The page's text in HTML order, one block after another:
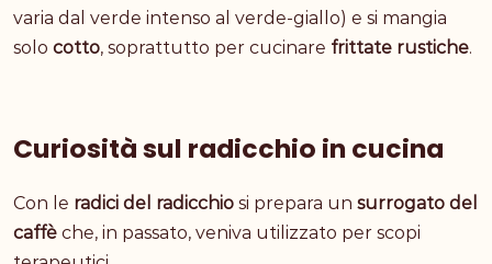
varia dal verde intenso al verde-giallo) e si mangia
solo cotto, soprattutto per cucinare frittate rustiche.
Curiosità sul radicchio in cucina
Con le radici del radicchio si prepara un surrogato del
caffè che, in passato, veniva utilizzato per scopi